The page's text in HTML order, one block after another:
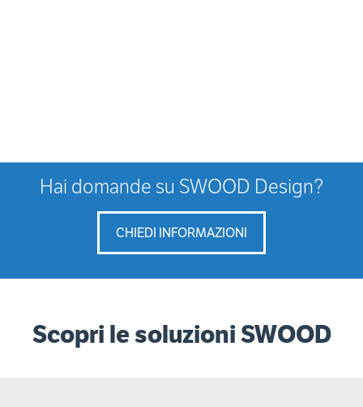
Hai domande su SWOOD Design?
CHIEDI INFORMAZIONI
Scopri le soluzioni SWOOD